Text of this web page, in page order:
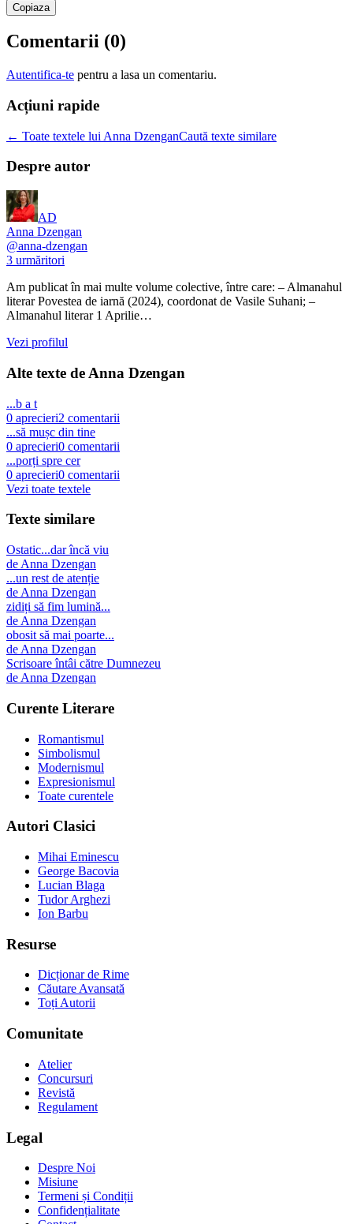
Copiaza
Comentarii (0)
Autentifica-te pentru a lasa un comentariu.
Acțiuni rapide
← Toate textele lui Anna DzenganCaută texte similare
Despre autor
AD
Anna Dzengan
@anna-dzengan
3 urmăritori
Am publicat în mai multe volume colective, între care: – Almanahul
literar Povestea de iarnă (2024), coordonat de Vasile Suhani; –
Almanahul literar 1 Aprilie…
Vezi profilul
Alte texte de Anna Dzengan
...b a t
0 aprecieri2 comentarii
...să mușc din tine
0 aprecieri0 comentarii
...porți spre cer
0 aprecieri0 comentarii
Vezi toate textele
Texte similare
Ostatic...dar încă viu
de Anna Dzengan
...un rest de atenție
de Anna Dzengan
zidiți să fim lumină...
de Anna Dzengan
obosit să mai poarte...
de Anna Dzengan
Scrisoare întâi către Dumnezeu
de Anna Dzengan
Curente Literare
Romantismul
Simbolismul
Modernismul
Expresionismul
Toate curentele
Autori Clasici
Mihai Eminescu
George Bacovia
Lucian Blaga
Tudor Arghezi
Ion Barbu
Resurse
Dicționar de Rime
Căutare Avansată
Toți Autorii
Comunitate
Atelier
Concursuri
Revistă
Regulament
Legal
Despre Noi
Misiune
Termeni și Condiții
Confidențialitate